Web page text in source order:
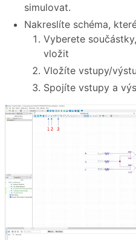
simulovat.
Nakreslíte schéma,
Vyberete
vložit
Vložíte vstupy/
Spojíte vstupy a